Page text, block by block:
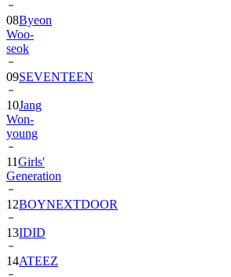
08Byeon
Woo-
seok
09SEVENTEEN
10Jang
Won-
young
11Girls'
Generation
12BOYNEXTDOOR
13IDID
14ATEEZ